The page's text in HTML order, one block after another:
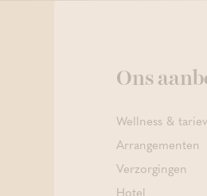
Ons
Wellness &
Arrangementen
Verzorgingen
Hotel